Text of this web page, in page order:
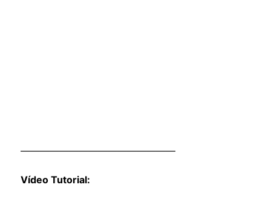
————————————————
Vídeo Tutorial: